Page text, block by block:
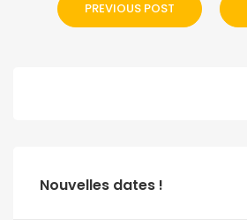
PREVIOUS POST
Nouvelles dates !